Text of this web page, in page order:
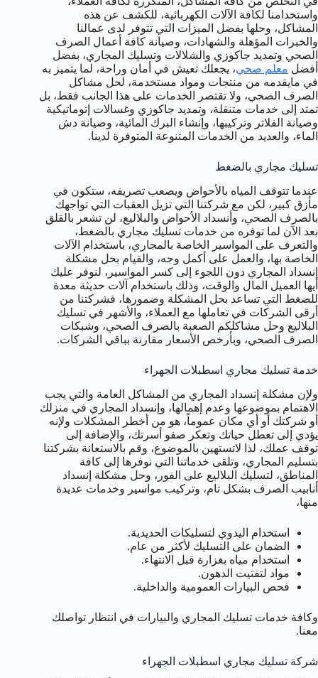
واستخدامنا لكافة الآلات الكهربائية، للكشف عن هذه
المشاكل، وحلها بفضل الميزات التي تتوفر لدى عمالنا
والخبرات المؤهلة والشهادات، وصيانة كافة أعمال الصرف
الصحي وتمديد جاكوزي والشلالات وتسليك المجاري، بفضل
أفضل معلم صحي، يجعلك تعيش في أمان وراحة، لما يتميز به
في مايقدمه من منتجات ومواد مستخدمة، لحل مشاكل
الصرف الصحي، ولا تقتصر الخدمات على هذا الجانب فقط، بل
تمتد إلى خدمات متنقلة، وتمديد جاكوزي وغسالات إتوماتيكية
وصيانة الفلاتر وتركيبها، وإنشاء البرك المائية، وصيانة دش
الماء، والعديد من الخدمات المتنوعة المتوفرة لدينا.
تسليك مجاري بالضغط
عندما تتوقف المياه بالأحواض ويصعب تصريفه، ستكون في
مأزق كبير، لكن مع شركتنا التي تزيل العقبات التي تواجهك
بالصرف الصحي، وأنسداد الأحواض والبلاليع، لن تشعر بالقلق
بعد الآن لما توفره من خدمات تسليك مجاري بالضغط،
والتعرف على المواسير الخاصة بالمجاري، باستخدام الآلات
الخاصة بها، والعمل على أكمل وجه، والقيام بحل مشكلة
إنسداد المجاري دون اللجوء إلى كسر المواسير، لنوفر عليك
أيها العميل المال والوقت، وذلك باستخدام آلات حديثة معدة
للضغط التي تساعد بحل المشكلة وضمورها، فشركتنا من
أرقى الشركات في تعاملها مع العملاء، والأشهر في تسليك
البلاليع وحل مشاكلكم الصعبة بالصرف الصحي، وشبكات
الصرف الصحي، وبأرخص الأسعار مقارنة بباقي الشركات.
خدمة تسليك مجاري اسطبلات الجهراء
ولإن مشكلة إنسداد المجاري من المشاكل العامة والتي يجب
الاهتمام بموضوعها وعدم إهمالها، وإنسداد المجاري في منزلك
أو شركتك أو أي مكان عموماً، هو من أخطر المشكلات ولإنه
يؤدي إلى تعطل حياتك وتعكر صفو أسرتك، والإضافة إلى
توقف عملك، لذا لاتستهين بالموضوع، وقم بالاستعانة بشركتنا
بتسليم المجاري، وتلقى خدماتنا التي نوفرها إلى كافة
المناطق، لتسليك البلاليع على الفور، وحل مشكلة إنسداد
أنابيب الصرف بشكل تام، وتركيب مواسير وخدمات عديدة
منها،
استخدام اليدوي لتسليكات الحديدية.
الضمان على التسليك لأكثر من عام.
استخدام مياه بغزارة قبل الانتهاء.
مواد لتفتيت الدهون.
فحص البيارات العمومية والداخلية.
وكافة خدمات تسليك المجاري والبيارات في انتظار تواصلك
معنا.
شركة تسليك مجاري اسطبلات الجهراء